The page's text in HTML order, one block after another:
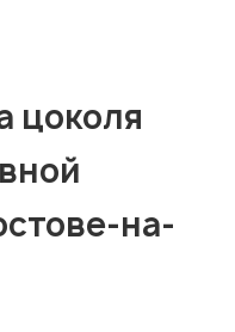
цоколя
на-